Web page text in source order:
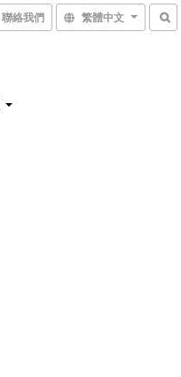
聯絡我們 繁體中文